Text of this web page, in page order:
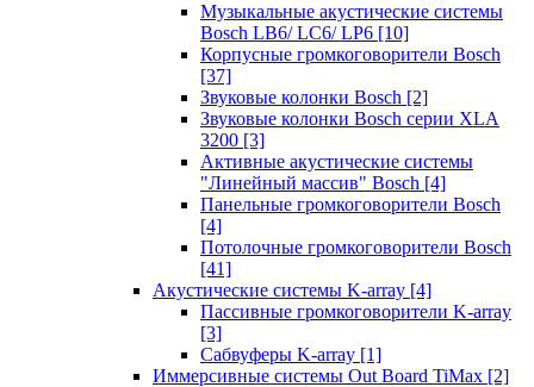
Музыкальные акустические системы
Bosch LB6/ LC6/ LP6 [10]
Корпусные громкоговорители Bosch
[37]
Звуковые колонки Bosch [2]
Звуковые колонки Bosch серии XLA
3200 [3]
Активные акустические системы
"Линейный массив" Bosch [4]
Панельные громкоговорители Bosch
[4]
Потолочные громкоговорители Bosch
[41]
Акустические системы K-array [4]
Пассивные громкоговорители K-array
[3]
Сабвуферы K-array [1]
Иммерсивные системы Out Board TiMax [2]